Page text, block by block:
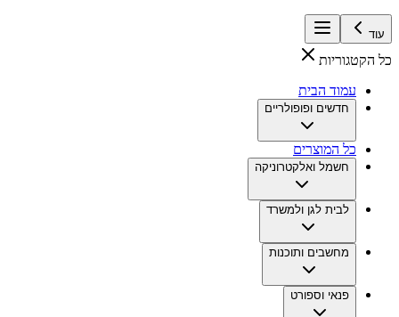
עוד
כל הקטגוריות
עמוד הבית
חדשים ופופולריים
כל המוצרים
חשמל ואלקטרוניקה
לבית לגן ולמשרד
מחשבים ותוכנות
פנאי וספורט